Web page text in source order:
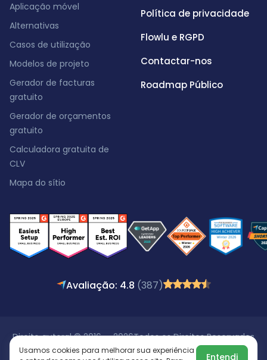
Aplicação móvel
Alternativas
Casos de utilização
Modelos de projeto
Gerador de facturas
gratuito
Gerador de orçamentos
gratuito
Calculadora gratuita de
CLV
Mapa do sítio
Política de privacidade
Flowlu e RGPD
Contactar-nos
Roadmap Público
Avaliação: 4.8 (387)
Direito autoral © 2016 - 2026Todos os Direitos Reservados
Usamos cookies para melhorar sua experiência
Entendi